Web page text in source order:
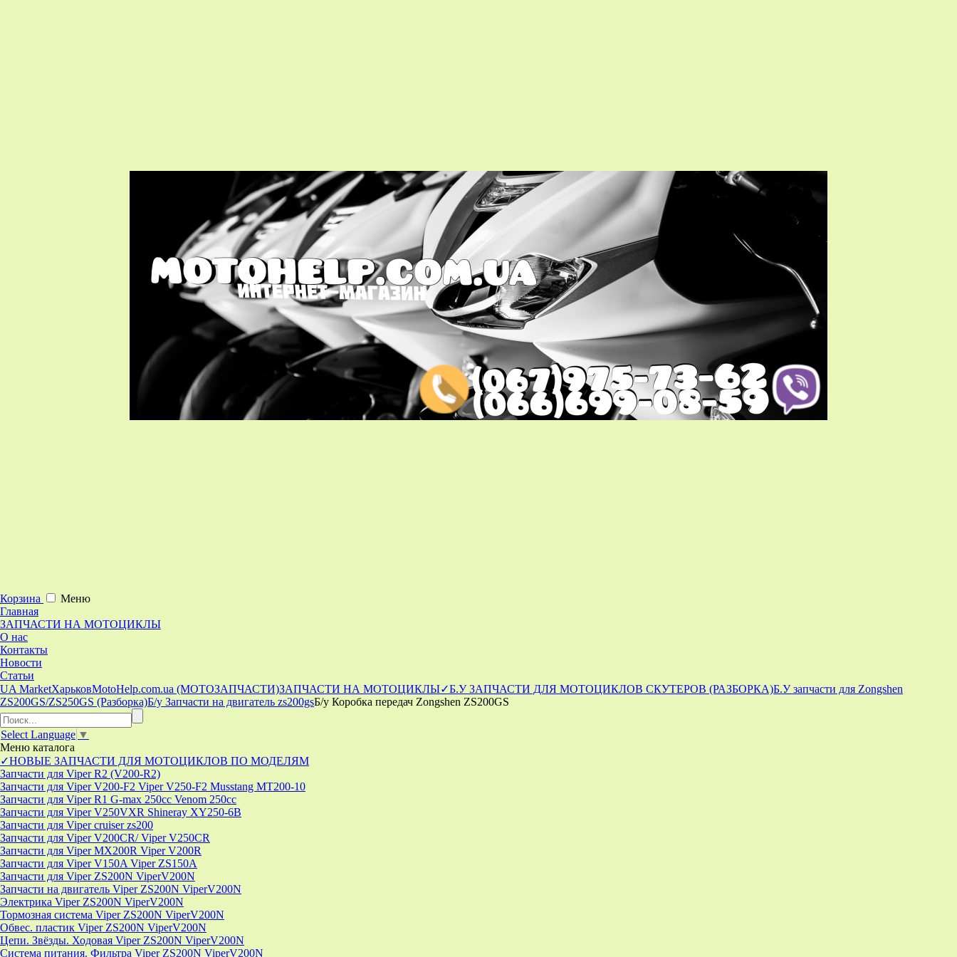
Корзина
Меню
Главная
ЗАПЧАСТИ НА МОТОЦИКЛЫ
О нас
Контакты
Новости
Статьи
UA MarketХарьковMotoHelp.com.ua (МОТОЗАПЧАСТИ)ЗАПЧАСТИ НА МОТОЦИКЛЫ✓Б.У ЗАПЧАСТИ ДЛЯ МОТОЦИКЛОВ СКУТЕРОВ (РАЗБОРКА)Б.У запчасти для Zongshen
ZS200GS/ZS250GS (Разборка)Б/у Запчасти на двигатель zs200gsБ/у Коробка передач Zongshen ZS200GS
Select Language ▼
Меню каталога
✓НОВЫЕ ЗАПЧАСТИ ДЛЯ МОТОЦИКЛОВ ПО МОДЕЛЯМ
Запчасти для Viper R2 (V200-R2)
Запчасти для Viper V200-F2 Viper V250-F2 Musstang MT200-10
Запчасти для Viper R1 G-max 250cc Venom 250cc
Запчасти для Viper V250VXR Shineray XY250-6B
Запчасти для Viper cruiser zs200
Запчасти для Viper V200CR/ Viper V250CR
Запчасти для Viper MX200R Viper V200R
Запчасти для Viper V150A Viper ZS150A
Запчасти для Viper ZS200N ViperV200N
Запчасти на двигатель Viper ZS200N ViperV200N
Электрика Viper ZS200N ViperV200N
Тормозная система Viper ZS200N ViperV200N
Обвес. пластик Viper ZS200N ViperV200N
Цепи. Звёзды. Ходовая Viper ZS200N ViperV200N
Система питания. Фильтра Viper ZS200N ViperV200N